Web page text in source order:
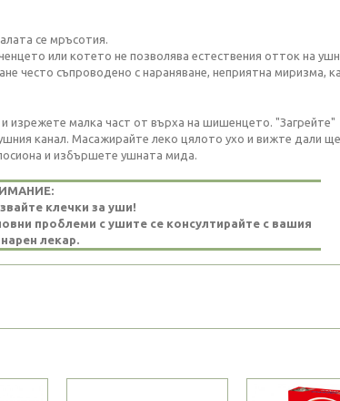
се мръсотия.
или котето не позволява естествения отток на
често съпроводено с нараняване, неприятна миризма,
изрежете малка част от върха на шишенцето. "Загрейте"
канал. Масажирайте леко цялото ухо и вижте дали
и избършете ушната мида.
клечки за уши!
проблеми с ушите се консултирайте с вашия
лекар.